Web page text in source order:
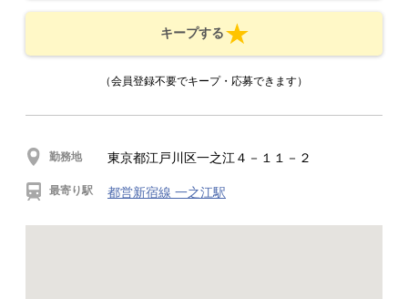
キープする
（会員登録不要でキープ・応募できます）
勤務地 東京都江戸川区一之江４－１１－２
最寄り駅 都営新宿線 一之江駅